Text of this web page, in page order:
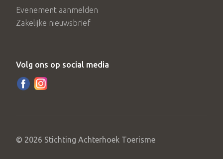
Evenement aanmelden
Zakelijke nieuwsbrief
Volg ons op social media
© 2026 Stichting Achterhoek Toerisme